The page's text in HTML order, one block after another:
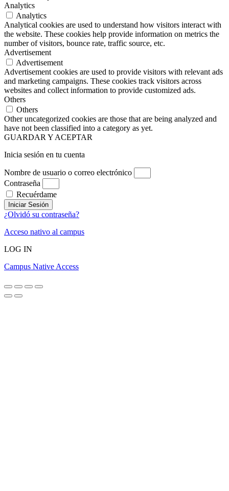
Analytics
Analytics
Analytical cookies are used to understand how visitors interact with
the website. These cookies help provide information on metrics the
number of visitors, bounce rate, traffic source, etc.
Advertisement
Advertisement
Advertisement cookies are used to provide visitors with relevant ads
and marketing campaigns. These cookies track visitors across
websites and collect information to provide customized ads.
Others
Others
Other uncategorized cookies are those that are being analyzed and
have not been classified into a category as yet.
GUARDAR Y ACEPTAR
Inicia sesión en tu cuenta
Nombre de usuario o correo electrónico
Contraseña
Recuérdame
Iniciar Sesión
¿Olvidó su contraseña?
Acceso nativo al campus
LOG IN
Campus Native Access